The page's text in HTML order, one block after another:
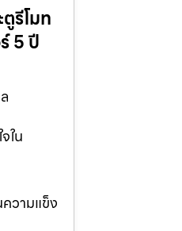
รีโมท
5 ปี
ใน
วามแข็ง